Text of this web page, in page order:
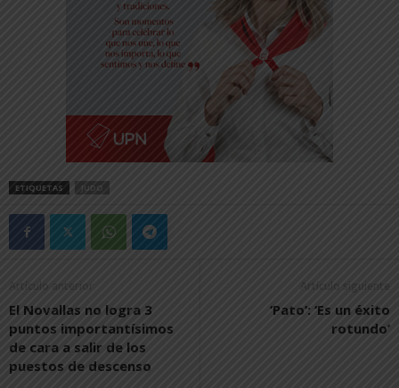
ETIQUETAS JUDO
Artículo anterior
El Novallas no logra 3
puntos importantísimos
de cara a salir de los
puestos de descenso
Artículo siguiente
‘Pato’: ‘Es un éxito
rotundo’